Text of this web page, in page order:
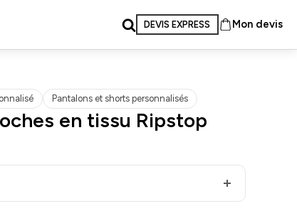
DEVIS EXPRESS Mon devis
Pantalons et shorts personnalisés
en tissu Ripstop